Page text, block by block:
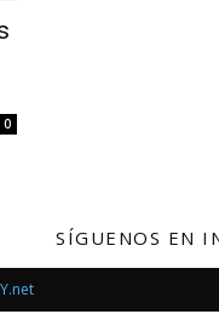
0
SÍGUENOS EN